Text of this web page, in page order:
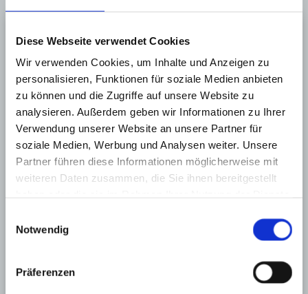
Diese Webseite verwendet Cookies
Wir verwenden Cookies, um Inhalte und Anzeigen zu
personalisieren, Funktionen für soziale Medien anbieten
zu können und die Zugriffe auf unsere Website zu
analysieren. Außerdem geben wir Informationen zu Ihrer
Verwendung unserer Website an unsere Partner für
soziale Medien, Werbung und Analysen weiter. Unsere
Partner führen diese Informationen möglicherweise mit
weiteren Daten zusammen, die Sie ihnen bereitgestellt
Notwendig
Präferenzen